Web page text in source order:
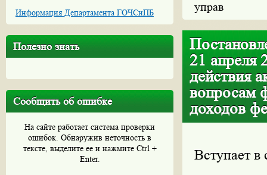
Информация Департамента ГОЧСиПБ
Полезно знать
Сообщить об ошибке
На сайте работает система проверки
ошибок. Обнаружив неточность в
тексте, выделите ее и нажмите Ctrl +
Enter.
управ
21 апреля
действия
вопросам
доходов
Вступает в